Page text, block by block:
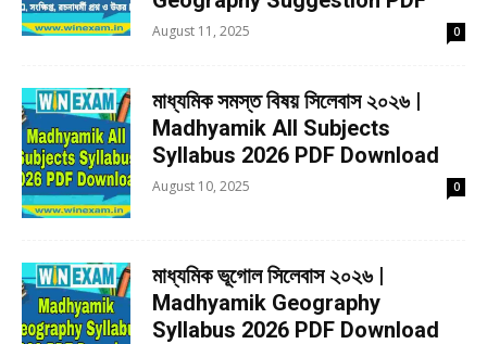
August 11, 2025 0
মাধ্যমিক সমস্ত বিষয় সিলেবাস ২০২৬ |
Madhyamik All Subjects
Syllabus 2026 PDF Download
August 10, 2025 0
মাধ্যমিক ভূগোল সিলেবাস ২০২৬ |
Madhyamik Geography
Syllabus 2026 PDF Download